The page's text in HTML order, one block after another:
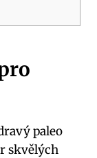
paleo
⁣skvělých